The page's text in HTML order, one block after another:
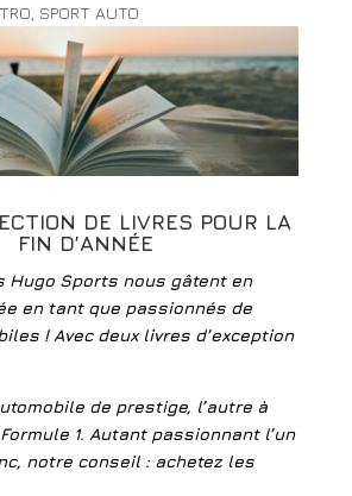
SPORT AUTO
DE LIVRES POUR LA
FIN D’ANNÉE
Hugo Sports nous gâtent en
en tant que passionnés de
! Avec deux livres d’exception
de prestige, l’autre à
1. Autant passionnant l’un
notre conseil : achetez les